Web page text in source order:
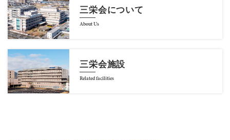
三栄会について
About Us
三栄会施設
Related facilities